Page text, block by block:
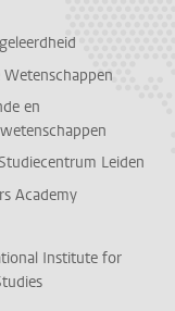
Wetenschappen
en
Leiden
Academy
Institute for